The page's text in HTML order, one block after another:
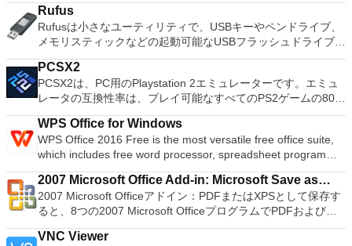
ィションのサイズ変更/移動システムドライブを拡張するディ
スクとパーティションをコピーパーティションをマージ分割パ
ーティション空き領域を再分配するダイナミックディスクの変
換パーティションを回復する
tapes and records into digital recordings or CDs. Edit Ogg
Vorbis, MP3, WAV or AIFF sound files. Cut, copy, splice or mix
sounds together. Change the speed or pitch of a recording.
Add new effects with LADSPA plug-ins. And more!
Rufus
Rufusは小さなユーティリティで、USBキーやペンドライブ、
メモリスティックなどの起動可能なUSBフラッシュドライブを
フォーマットおよび作成できます。 Rufusは、次のシナリオで
役立ちます。 Windows、Linux、およびUEFI用の起動可能な
ISOからUSBインストールメディアを作成する必要がある場
合。 OSがインストールされていないシステムで作業する必要
がある場合。 BIOSまたはその他のファームウェアをDOSから
フラッシュする必要がある場合。 低レベルのユーティリティ
を実行する必要がある場合。 Rufusは次の* ISOで動作しま
す：Arch Linux、Archbang、BartPE / pebuilder、CentOS、
Damn Small Linux、Fedora、FreeDOS、Gentoo、
gNewSense、Hiren&#39;s Boot CD、LiveXP、Knoppix、
Kubuntu、Linux Mint、NT Password Registry Editor、
OpenSUSE、Parted Magic、Slackware、Tails、Trinity
Rescue Kit、Ubuntu、Ultimate Boot CD、Windows XP（SP2
PCSX2
PCSX2は、PC用のPlaystation 2エミュレーターです。エミュ
レータの互換性率は、プレイ可能なすべてのPS2ゲームの80％
以上を誇っています。かなり強力なコンピューターを所有して
いる場合、PCSX2は優れたエミュレーターです。また、この
アプリケーションはローエンドコンピューターのサポートも提
供するため、Playstation 2コンソールのすべての所有者は、
PCで動作するゲームを見ることができます。 PCSX2エミュレ
ーターを使用すると、PS2コントローラーを使用して、本物の
プレイステーション体験をシミュレートできます。このアプリ
ケーションでは、ディスクからゲームを直接実行することも、
ハードドライブからISOイメージとして実行することもできま
WPS Office for Windows
WPS Office 2016 Free is the most versatile free office suite,
which includes free word processor, spreadsheet program
and presentation maker. With these three programs you will
easily be able to deal with any office related tasks. WPS
Office 2016 Free has multiple language support for English,
French, German, Spanish, Portuguese,Russian and Polish
languages. To switch between languages requires only a
2007 Microsoft Office Add-in: Microsoft Save as
PDF or XPS
2007 Microsoft Officeアドイン：PDFまたはXPSとして保存す
ると、8つの2007 Microsoft OfficeプログラムでPDFおよび
XPS形式にエクスポートして保存できます。このツールを使用
すると、これらのプログラムのサブセットでPDF形式および
VNC Viewer